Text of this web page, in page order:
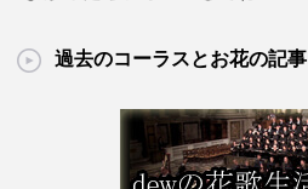
過去のコーラスとお花の記事